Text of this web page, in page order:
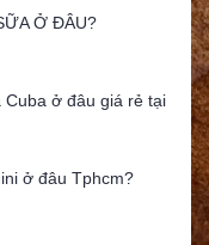
Ở ĐÂU?
ở đâu giá rẻ tại
ở đâu Tphcm?